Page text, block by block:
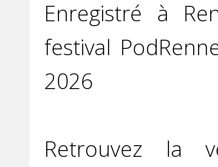
Enregistré à
festival
2026
Retrouvez la